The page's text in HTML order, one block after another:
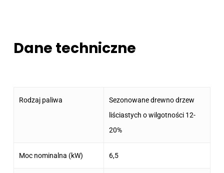
Dane techniczne
Rodzaj paliwa
Sezonowane drewno drzew
liściastych o wilgotności 12-
20%
Moc nominalna (kW) 6,5